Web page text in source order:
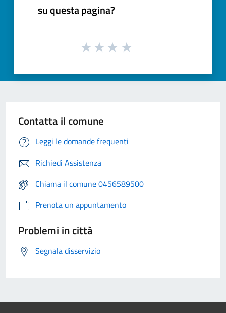
su questa pagina?
Contatta il comune
Leggi le domande frequenti
Richiedi Assistenza
Chiama il comune 0456589500
Prenota un appuntamento
Problemi in città
Segnala disservizio